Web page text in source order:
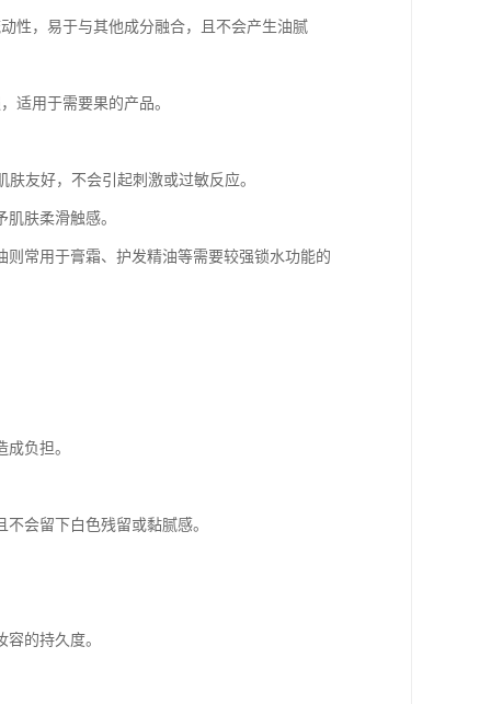
性，易于与其他成分融合，且不会产生油腻
适用于需要果的产品。
友好，不会引起刺激或过敏反应。
肤柔滑触感。
常用于膏霜、护发精油等需要较强锁水功能的
负担。
会留下白色残留或黏腻感。
的持久度。